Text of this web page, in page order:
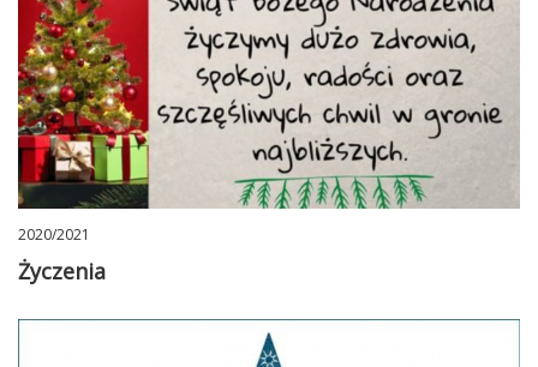
2020/2021
Życzenia